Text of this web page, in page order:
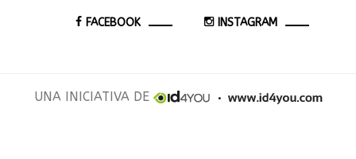
FACEBOOK INSTAGRAM
UNA INICIATIVA DE